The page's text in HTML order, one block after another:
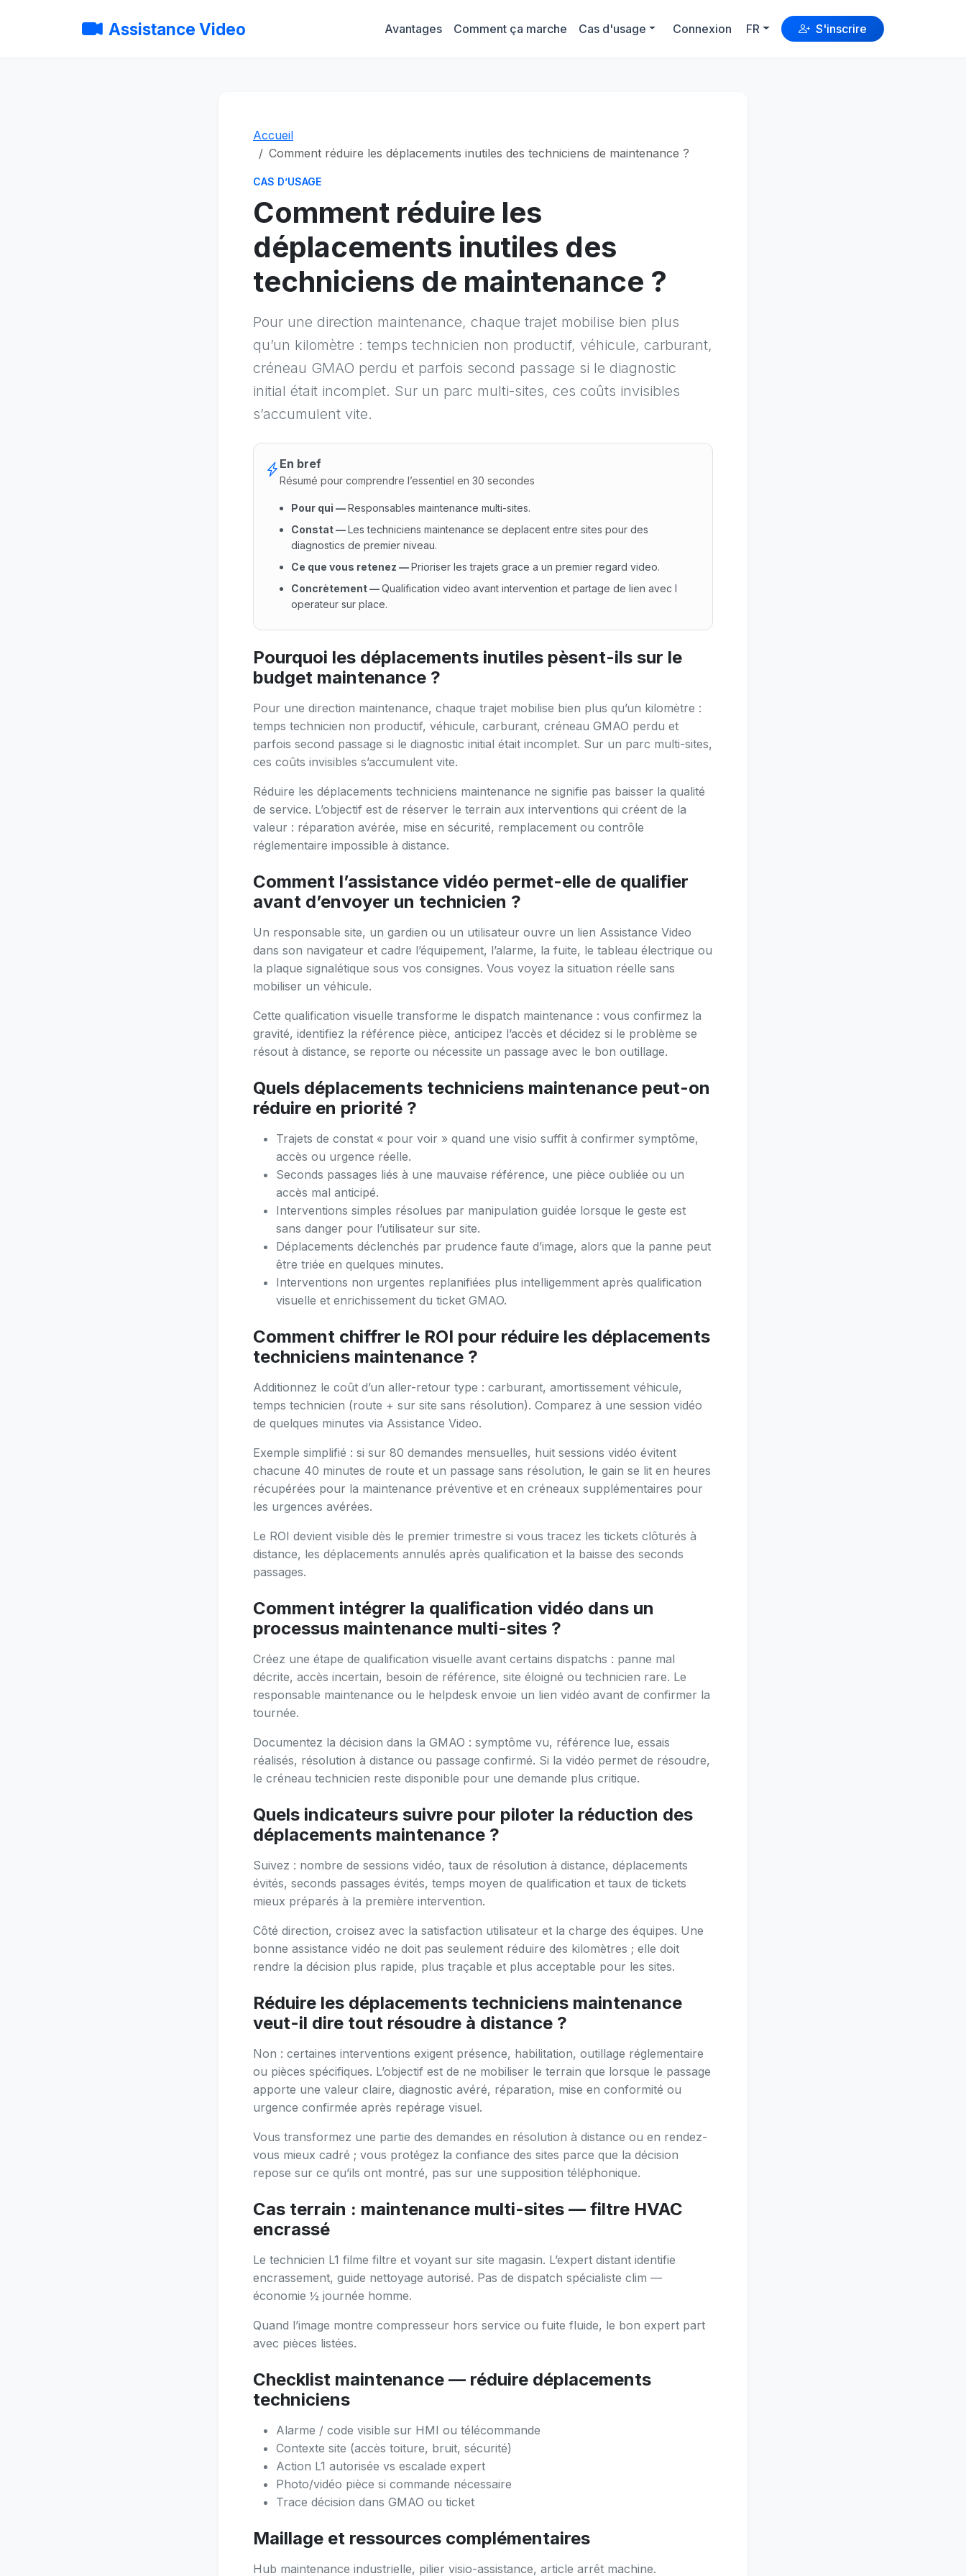
Assistance Video Avantages Comment ça marche Cas d'usage Connexion FR S'inscrire
Accueil
Comment réduire les déplacements inutiles des techniciens de maintenance ?
CAS D’USAGE
Comment réduire les
déplacements inutiles des
techniciens de maintenance ?
Pour une direction maintenance, chaque trajet mobilise bien plus
qu’un kilomètre : temps technicien non productif, véhicule, carburant,
créneau GMAO perdu et parfois second passage si le diagnostic
initial était incomplet. Sur un parc multi-sites, ces coûts invisibles
s’accumulent vite.
En bref
Résumé pour comprendre l’essentiel en 30 secondes
Pour qui —Responsables maintenance multi-sites.
Constat—Les techniciens maintenance se deplacent entre sites pour des
diagnostics de premier niveau.
Ce que vous retenez —Prioriser les trajets grace a un premier regard video.
Concrètement—Qualification video avant intervention et partage de lien avec l
operateur sur place.
Pour qui : Responsables maintenance multi-sites. Constat : Les techniciens maintenance se deplacent entre sites pour
Pourquoi les déplacements inutiles pèsent-ils sur le
budget maintenance ?
Pour une direction maintenance, chaque trajet mobilise bien plus qu’un kilomètre :
temps technicien non productif, véhicule, carburant, créneau GMAO perdu et
parfois second passage si le diagnostic initial était incomplet. Sur un parc multi-sites,
ces coûts invisibles s’accumulent vite.
Réduire les déplacements techniciens maintenance ne signifie pas baisser la qualité
de service. L’objectif est de réserver le terrain aux interventions qui créent de la
valeur : réparation avérée, mise en sécurité, remplacement ou contrôle
réglementaire impossible à distance.
Comment l’assistance vidéo permet-elle de qualifier
avant d’envoyer un technicien ?
Un responsable site, un gardien ou un utilisateur ouvre un lien Assistance Video
dans son navigateur et cadre l’équipement, l’alarme, la fuite, le tableau électrique ou
la plaque signalétique sous vos consignes. Vous voyez la situation réelle sans
mobiliser un véhicule.
Cette qualification visuelle transforme le dispatch maintenance : vous confirmez la
gravité, identifiez la référence pièce, anticipez l’accès et décidez si le problème se
résout à distance, se reporte ou nécessite un passage avec le bon outillage.
Quels déplacements techniciens maintenance peut-on
réduire en priorité ?
Trajets de constat « pour voir » quand une visio suffit à confirmer symptôme,
accès ou urgence réelle.
Seconds passages liés à une mauvaise référence, une pièce oubliée ou un
accès mal anticipé.
Interventions simples résolues par manipulation guidée lorsque le geste est
sans danger pour l’utilisateur sur site.
Déplacements déclenchés par prudence faute d’image, alors que la panne peut
être triée en quelques minutes.
Interventions non urgentes replanifiées plus intelligemment après qualification
visuelle et enrichissement du ticket GMAO.
Comment chiffrer le ROI pour réduire les déplacements
techniciens maintenance ?
Additionnez le coût d’un aller-retour type : carburant, amortissement véhicule,
temps technicien (route + sur site sans résolution). Comparez à une session vidéo
de quelques minutes via Assistance Video.
Exemple simplifié : si sur 80 demandes mensuelles, huit sessions vidéo évitent
chacune 40 minutes de route et un passage sans résolution, le gain se lit en heures
récupérées pour la maintenance préventive et en créneaux supplémentaires pour
les urgences avérées.
Le ROI devient visible dès le premier trimestre si vous tracez les tickets clôturés à
distance, les déplacements annulés après qualification et la baisse des seconds
passages.
Comment intégrer la qualification vidéo dans un
processus maintenance multi-sites ?
Créez une étape de qualification visuelle avant certains dispatchs : panne mal
décrite, accès incertain, besoin de référence, site éloigné ou technicien rare. Le
responsable maintenance ou le helpdesk envoie un lien vidéo avant de confirmer la
tournée.
Documentez la décision dans la GMAO : symptôme vu, référence lue, essais
réalisés, résolution à distance ou passage confirmé. Si la vidéo permet de résoudre,
le créneau technicien reste disponible pour une demande plus critique.
Quels indicateurs suivre pour piloter la réduction des
déplacements maintenance ?
Suivez : nombre de sessions vidéo, taux de résolution à distance, déplacements
évités, seconds passages évités, temps moyen de qualification et taux de tickets
mieux préparés à la première intervention.
Côté direction, croisez avec la satisfaction utilisateur et la charge des équipes. Une
bonne assistance vidéo ne doit pas seulement réduire des kilomètres ; elle doit
rendre la décision plus rapide, plus traçable et plus acceptable pour les sites.
Réduire les déplacements techniciens maintenance
veut-il dire tout résoudre à distance ?
Non : certaines interventions exigent présence, habilitation, outillage réglementaire
ou pièces spécifiques. L’objectif est de ne mobiliser le terrain que lorsque le passage
apporte une valeur claire, diagnostic avéré, réparation, mise en conformité ou
urgence confirmée après repérage visuel.
Vous transformez une partie des demandes en résolution à distance ou en rendez-
vous mieux cadré ; vous protégez la confiance des sites parce que la décision
repose sur ce qu’ils ont montré, pas sur une supposition téléphonique.
Cas terrain : maintenance multi-sites — filtre HVAC
encrassé
Le technicien L1 filme filtre et voyant sur site magasin. L’expert distant identifie
encrassement, guide nettoyage autorisé. Pas de dispatch spécialiste clim —
économie ½ journée homme.
Quand l’image montre compresseur hors service ou fuite fluide, le bon expert part
avec pièces listées.
Checklist maintenance — réduire déplacements
techniciens
Alarme / code visible sur HMI ou télécommande
Contexte site (accès toiture, bruit, sécurité)
Action L1 autorisée vs escalade expert
Photo/vidéo pièce si commande nécessaire
Trace décision dans GMAO ou ticket
Maillage et ressources complémentaires
Hub maintenance industrielle, pilier visio-assistance, article arrêt machine.